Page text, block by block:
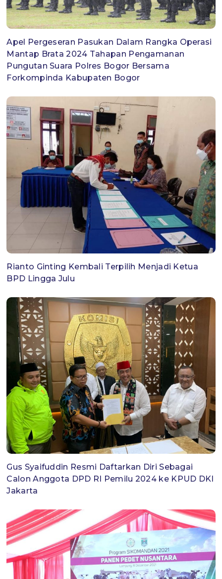
Apel Pergeseran Pasukan Dalam Rangka Operasi
Mantap Brata 2024 Tahapan Pengamanan
Pungutan Suara Polres Bogor Bersama
Forkompinda Kabupaten Bogor
Rianto Ginting Kembali Terpilih Menjadi Ketua
BPD Lingga Julu
Gus Syaifuddin Resmi Daftarkan Diri Sebagai
Calon Anggota DPD RI Pemilu 2024 ke KPUD DKI
Jakarta